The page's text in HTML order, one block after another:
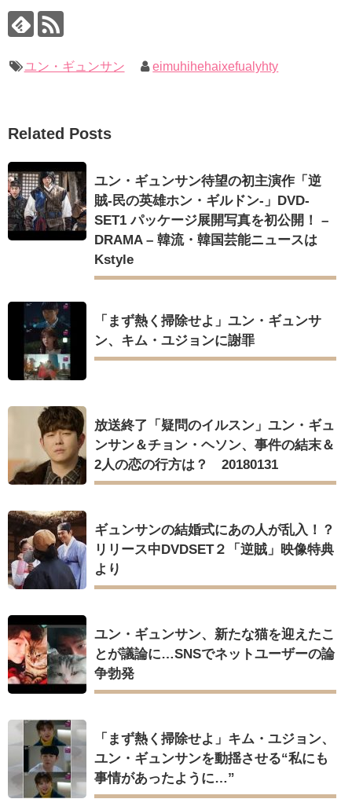
ユン・ギュンサン eimuhihehaixefualyhty
Related Posts
ユン・ギュンサン待望の初主演作「逆
賊-民の英雄ホン・ギルドン-」DVD-
SET1 パッケージ展開写真を初公開！ –
DRAMA – 韓流・韓国芸能ニュースは
Kstyle
「まず熱く掃除せよ」ユン・ギュンサ
ン、キム・ユジョンに謝罪
放送終了「疑問のイルスン」ユン・ギュ
ンサン＆チョン・ヘソン、事件の結末＆
2人の恋の行方は？ 20180131
ギュンサンの結婚式にあの人が乱入！？
リリース中DVDSET２「逆賊」映像特典
より
ユン・ギュンサン、新たな猫を迎えたこ
とが議論に…SNSでネットユーザーの論
争勃発
「まず熱く掃除せよ」キム・ユジョン、
ユン・ギュンサンを動揺させる“私にも
事情があったように…”